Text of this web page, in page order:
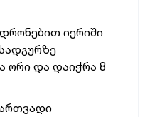
იერიში
ორი და დაიჭრა 8